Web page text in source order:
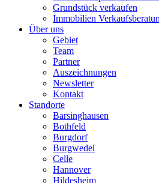
Grundstück verkaufen
Immobilien
Über uns
Gebiet
Team
Partner
Auszeichnungen
Newsletter
Kontakt
Standorte
Barsinghausen
Bothfeld
Burgdorf
Burgwedel
Celle
Hannover
Hildesheim